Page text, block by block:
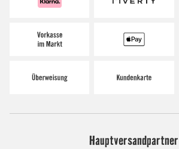
Hauptversandpartner